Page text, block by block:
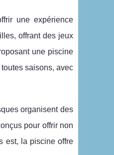
une expérience
offrant des jeux
une piscine
saisons, avec
organisent des
pour offrir non
est, la piscine offre